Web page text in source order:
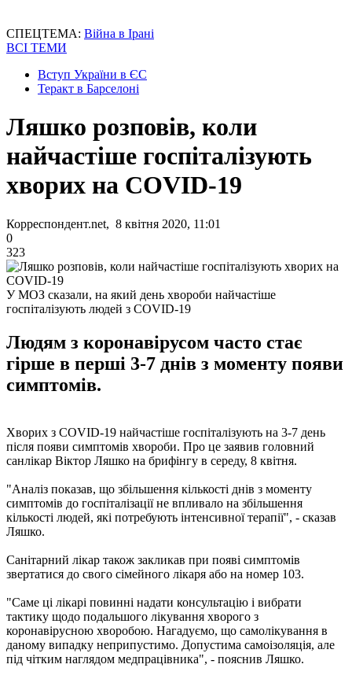
СПЕЦТЕМА: Війна в Ірані
ВСІ ТЕМИ
Вступ України в ЄС
Теракт в Барселоні
Ляшко розповів, коли
найчастіше госпіталізують
хворих на COVID-19
Корреспондент.net, 8 квітня 2020, 11:01
0
323
У МОЗ сказали, на який день хвороби найчастіше
госпіталізують людей з COVID-19
Людям з коронавірусом часто стає
гірше в перші 3-7 днів з моменту появи
симптомів.
Хворих з COVID-19 найчастіше госпіталізують на 3-7 день
після появи симптомів хвороби. Про це заявив головний
санлікар Віктор Ляшко на брифінгу в середу, 8 квітня.
"Аналіз показав, що збільшення кількості днів з моменту
симптомів до госпіталізації не впливало на збільшення
кількості людей, які потребують інтенсивної терапії", - сказав
Ляшко.
Санітарний лікар також закликав при появі симптомів
звертатися до свого сімейного лікаря або на номер 103.
"Саме ці лікарі повинні надати консультацію і вибрати
тактику щодо подальшого лікування хворого з
коронавірусною хворобою. Нагадуємо, що самолікування в
даному випадку неприпустимо. Допустима самоізоляція, але
під чітким наглядом медпрацівника", - пояснив Ляшко.